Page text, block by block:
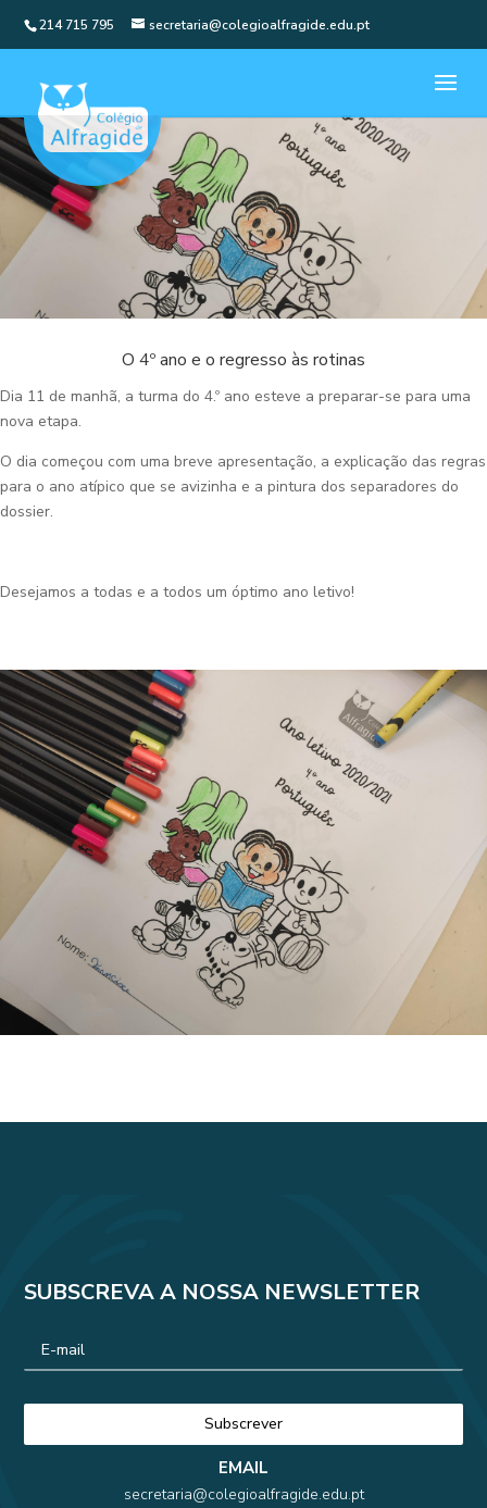
214 715 795 secretaria@colegioalfragide.edu.pt
O 4º ano e o regresso às rotinas
Dia 11 de manhã, a turma do 4.º ano esteve a preparar-se para uma
nova etapa.
O dia começou com uma breve apresentação, a explicação das regras
para o ano atípico que se avizinha e a pintura dos separadores do
dossier.
Desejamos a todas e a todos um óptimo ano letivo!
SUBSCREVA A NOSSA NEWSLETTER
EMAIL
secretaria@colegioalfragide.edu.pt